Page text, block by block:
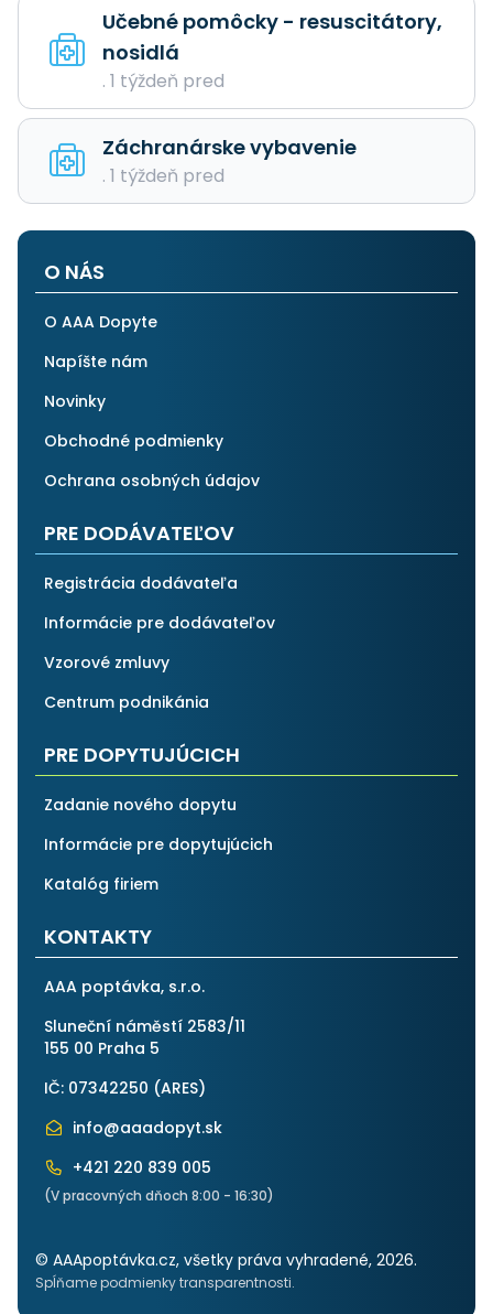
Učebné pomôcky - resuscitátory,
nosidlá
. 1 týždeň pred
Záchranárske vybavenie
. 1 týždeň pred
O NÁS
O AAA Dopyte
Napíšte nám
Novinky
Obchodné podmienky
Ochrana osobných údajov
PRE DODÁVATEĽOV
Registrácia dodávateľa
Informácie pre dodávateľov
Vzorové zmluvy
Centrum podnikánia
PRE DOPYTUJÚCICH
Zadanie nového dopytu
Informácie pre dopytujúcich
Katalóg firiem
KONTAKTY
AAA poptávka, s.r.o.
Sluneční náměstí 2583/11
155 00 Praha 5
IČ: 07342250 (ARES)
info@aaadopyt.sk
+421 220 839 005
(V pracovných dňoch 8:00 - 16:30)
© AAApoptávka.cz, všetky práva vyhradené, 2026.
Spĺňame podmienky transparentnosti.